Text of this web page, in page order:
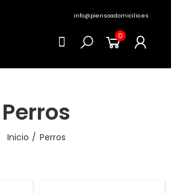
info@piensoadomicilio.es
0
Perros
Inicio Perros